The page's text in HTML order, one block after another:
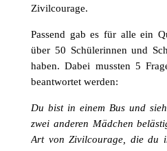
Zivilcourage.
Passend gab es für alle ein
über 50 Schülerinnen und
haben. Dabei mussten 5
beantwortet werden:
Du bist in einem Bus und
zwei anderen Mädchen
Art von Zivilcourage, die du